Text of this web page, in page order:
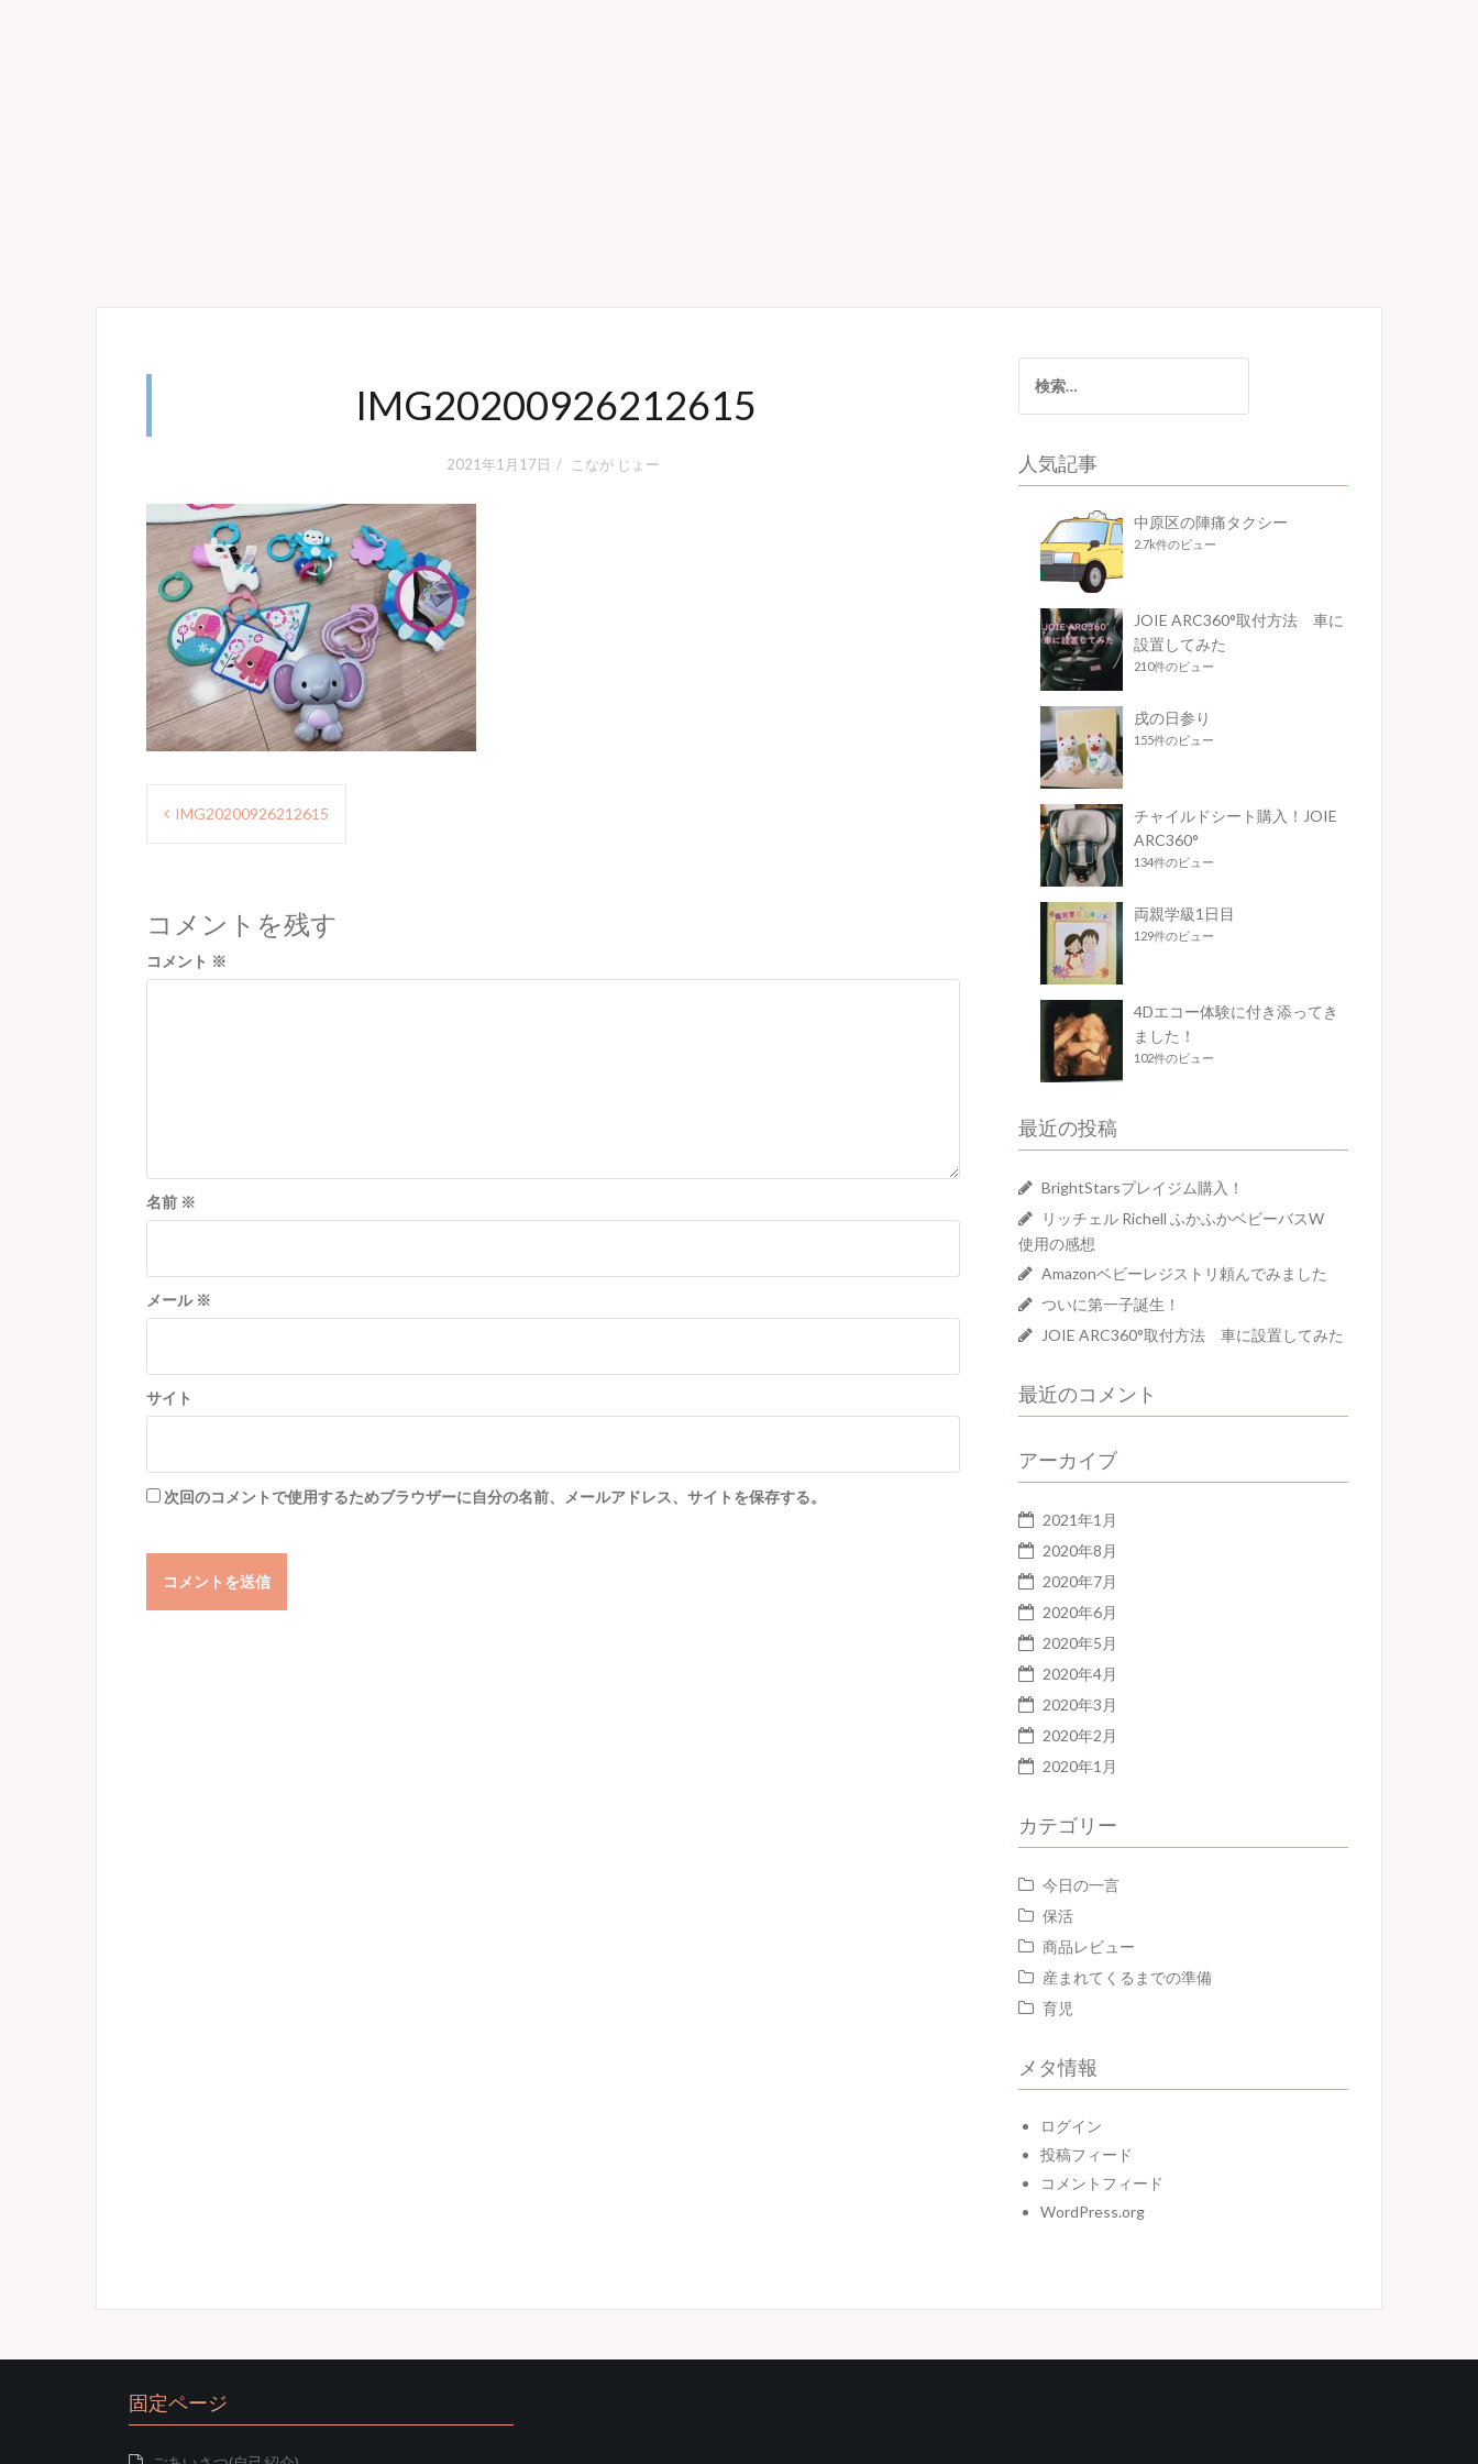
IMG20200926212615
2021年1月17日 こなが じょー
投
ビ
ゲ
ー
IMG20200926212615
コメントを残す
コメント ※
名前 ※
メール ※
サイト
次回のコメントで使用するためブラウザーに自分の名前、メールアドレス、サイトを保存する。
索:
人気記事
中原区の陣痛タクシー
2.7k件のビュー
JOIE ARC360°取付方法 車に
設置してみた
210件のビュー
戌の日参り
155件のビュー
チャイルドシート購入！JOIE
ARC360°
134件のビュー
両親学級1日目
129件のビュー
4Dエコー体験に付き添ってき
ました！
102件のビュー
最近の投稿
BrightStarsプレイジム購入！
リッチェル Richell ふかふかベビーバスW
使用の感想
Amazonベビーレジストリ頼んでみました
ついに第一子誕生！
JOIE ARC360°取付方法 車に設置してみた
最近のコメント
アーカイブ
2021年1月
2020年8月
2020年7月
2020年6月
2020年5月
2020年4月
2020年3月
2020年2月
2020年1月
カテゴリー
今日の一言
保活
商品レビュー
産まれてくるまでの準備
育児
メタ情報
ログイン
投稿フィード
コメントフィード
WordPress.org
固定ページ